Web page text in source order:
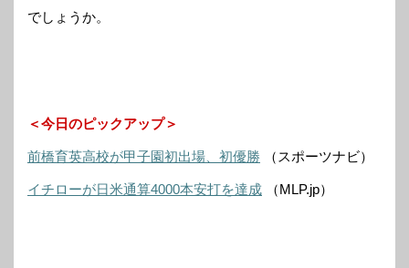
でしょうか。
＜今日のピックアップ＞
前橋育英高校が甲子園初出場、初優勝 （スポーツナビ）
イチローが日米通算4000本安打を達成 （MLP.jp）